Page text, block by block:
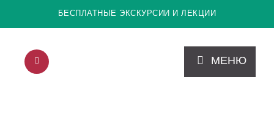
БЕСПЛАТНЫЕ ЭКСКУРСИИ И ЛЕКЦИИ
МЕНЮ